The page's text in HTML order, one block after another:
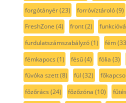
forgótányér(23) forróvíztároló(9)
FreshZone (4) front(2)
furdulatszámszabályzó(1) fém
fémkapocs (1) fésű(4) fólia (3)
fúvóka szett(8) fül (32)
főzőrács (24) főzőzóna (10) fűtés